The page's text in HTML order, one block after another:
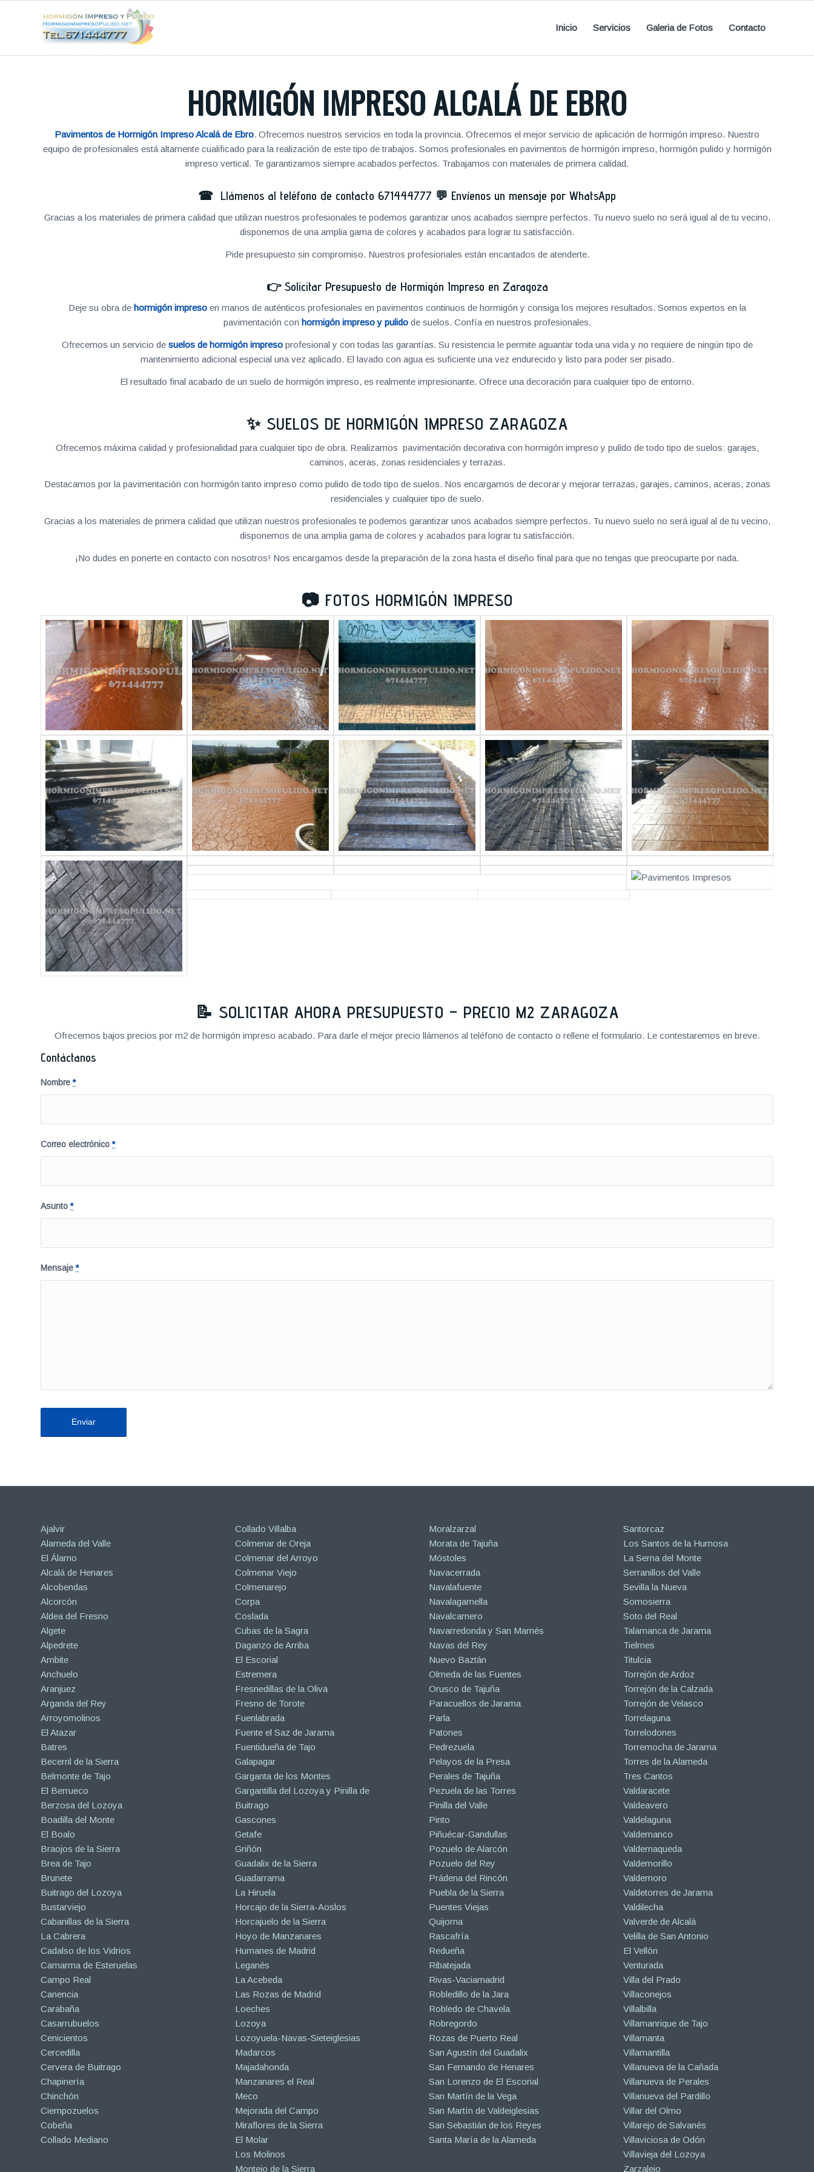
Inicio Servicios Galeria de Fotos Contacto
HORMIGÓN IMPRESO ALCALÁ DE EBRO
Pavimentos de Hormigón Impreso Alcalá de Ebro. Ofrecemos nuestros servicios en toda la provincia. Ofrecemos el mejor servicio de aplicación de hormigón impreso. Nuestro
equipo de profesionales está altamente cualificado para la realización de este tipo de trabajos. Somos profesionales en pavimentos de hormigón impreso, hormigón pulido y hormigón
impreso vertical. Te garantizamos siempre acabados perfectos. Trabajamos con materiales de primera calidad.
☎ Llámenos al teléfono de contacto 671444777 💬 Envíenos un mensaje por WhatsApp
Gracias a los materiales de primera calidad que utilizan nuestros profesionales te podemos garantizar unos acabados siempre perfectos. Tu nuevo suelo no será igual al de tu vecino,
disponemos de una amplia gama de colores y acabados para lograr tu satisfacción.
Pide presupuesto sin compromiso. Nuestros profesionales están encantados de atenderte.
👉 Solicitar Presupuesto de Hormigón Impreso en Zaragoza
Deje su obra de hormigón impresoen manos de auténticos profesionales en pavimentos continuos de hormigón y consiga los mejores resultados. Somos expertos en la
pavimentación con hormigón impreso y pulidode suelos. Confía en nuestros profesionales.
Ofrecemos un servicio de suelos de hormigón impresoprofesional y con todas las garantías. Su resistencia le permite aguantar toda una vida y no requiere de ningún tipo de
mantenimiento adicional especial una vez aplicado. El lavado con agua es suficiente una vez endurecido y listo para poder ser pisado.
El resultado final acabado de un suelo de hormigón impreso, es realmente impresionante. Ofrece una decoración para cualquier tipo de entorno.
✨ SUELOS DE HORMIGÓN IMPRESO ZARAGOZA
Ofrecemos máxima calidad y profesionalidad para cualquier tipo de obra. Realizamos pavimentación decorativa con hormigón impreso y pulido de todo tipo de suelos: garajes,
caminos, aceras, zonas residenciales y terrazas.
Destacamos por la pavimentación con hormigón tanto impreso como pulido de todo tipo de suelos. Nos encargamos de decorar y mejorar terrazas, garajes, caminos, aceras, zonas
residenciales y cualquier tipo de suelo.
Gracias a los materiales de primera calidad que utilizan nuestros profesionales te podemos garantizar unos acabados siempre perfectos. Tu nuevo suelo no será igual al de tu vecino,
disponemos de una amplia gama de colores y acabados para lograr tu satisfacción.
¡No dudes en ponerte en contacto con nosotros! Nos encargamos desde la preparación de la zona hasta el diseño final para que no tengas que preocuparte por nada.
📷 FOTOS HORMIGÓN IMPRESO
📝 SOLICITAR AHORA PRESUPUESTO – PRECIO M2 ZARAGOZA
Ofrecemos bajos precios por m2 de hormigón impreso acabado. Para darle el mejor precio llámenos al teléfono de contacto o rellene el formulario. Le contestaremos en breve.
Contáctanos
Nombre*
Correo electrónico*
Asunto*
Mensaje*
Ajalvir
Alameda del Valle
El Álamo
Alcalá de Henares
Alcobendas
Alcorcón
Aldea del Fresno
Algete
Alpedrete
Ambite
Anchuelo
Aranjuez
Arganda del Rey
Arroyomolinos
El Atazar
Batres
Becerril de la Sierra
Belmonte de Tajo
El Berrueco
Berzosa del Lozoya
Boadilla del Monte
El Boalo
Braojos de la Sierra
Brea de Tajo
Brunete
Buitrago del Lozoya
Bustarviejo
Cabanillas de la Sierra
La Cabrera
Cadalso de los Vidrios
Camarma de Esteruelas
Campo Real
Canencia
Carabaña
Casarrubuelos
Cenicientos
Cercedilla
Cervera de Buitrago
Chapinería
Chinchón
Ciempozuelos
Cobeña
Collado Mediano
Collado Villalba
Colmenar de Oreja
Colmenar del Arroyo
Colmenar Viejo
Colmenarejo
Corpa
Coslada
Cubas de la Sagra
Daganzo de Arriba
El Escorial
Estremera
Fresnedillas de la Oliva
Fresno de Torote
Fuenlabrada
Fuente el Saz de Jarama
Fuentidueña de Tajo
Galapagar
Garganta de los Montes
Gargantilla del Lozoya y Pinilla de
Buitrago
Gascones
Getafe
Griñón
Guadalix de la Sierra
Guadarrama
La Hiruela
Horcajo de la Sierra-Aoslos
Horcajuelo de la Sierra
Hoyo de Manzanares
Humanes de Madrid
Leganés
La Acebeda
Las Rozas de Madrid
Loeches
Lozoya
Lozoyuela-Navas-Sieteiglesias
Madarcos
Majadahonda
Manzanares el Real
Meco
Mejorada del Campo
Miraflores de la Sierra
El Molar
Los Molinos
Montejo de la Sierra
Moralzarzal
Morata de Tajuña
Móstoles
Navacerrada
Navalafuente
Navalagamella
Navalcarnero
Navarredonda y San Mamés
Navas del Rey
Nuevo Baztán
Olmeda de las Fuentes
Orusco de Tajuña
Paracuellos de Jarama
Parla
Patones
Pedrezuela
Pelayos de la Presa
Perales de Tajuña
Pezuela de las Torres
Pinilla del Valle
Pinto
Piñuécar-Gandullas
Pozuelo de Alarcón
Pozuelo del Rey
Prádena del Rincón
Puebla de la Sierra
Puentes Viejas
Quijorna
Rascafría
Redueña
Ribatejada
Rivas-Vaciamadrid
Robledillo de la Jara
Robledo de Chavela
Robregordo
Rozas de Puerto Real
San Agustín del Guadalix
San Fernando de Henares
San Lorenzo de El Escorial
San Martín de la Vega
San Martín de Valdeiglesias
San Sebastián de los Reyes
Santa María de la Alameda
Santorcaz
Los Santos de la Humosa
La Serna del Monte
Serranillos del Valle
Sevilla la Nueva
Somosierra
Soto del Real
Talamanca de Jarama
Tielmes
Titulcia
Torrejón de Ardoz
Torrejón de la Calzada
Torrejón de Velasco
Torrelaguna
Torrelodones
Torremocha de Jarama
Torres de la Alameda
Tres Cantos
Valdaracete
Valdeavero
Valdelaguna
Valdemanco
Valdemaqueda
Valdemorillo
Valdemoro
Valdetorres de Jarama
Valdilecha
Valverde de Alcalá
Velilla de San Antonio
El Vellón
Venturada
Villa del Prado
Villaconejos
Villalbilla
Villamanrique de Tajo
Villamanta
Villamantilla
Villanueva de la Cañada
Villanueva de Perales
Villanueva del Pardillo
Villar del Olmo
Villarejo de Salvanés
Villaviciosa de Odón
Villavieja del Lozoya
Zarzalejo